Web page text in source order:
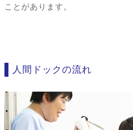
ことがあります。
人間ドックの流れ